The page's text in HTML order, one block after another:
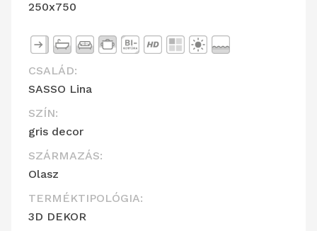
250x750
CSALÁD:
SASSO Lina
SZÍN:
gris decor
SZÁRMAZÁS:
Olasz
TERMÉKTIPOLÓGIA:
3D DEKOR